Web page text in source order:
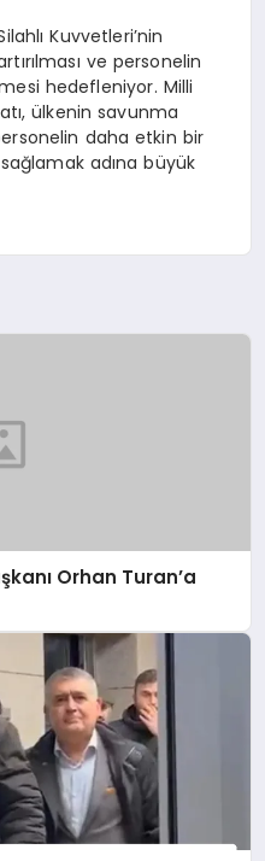
Kuvvetleri’nin
ve personelin
hedefleniyor. Milli
ülkenin savunma
daha etkin bir
adına büyük
Orhan Turan’a